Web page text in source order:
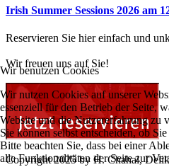
Irish Summer Sessions 2026 am
Reservieren Sie hier einfach und
Wir freuen uns auf Sie!
Copyright2025 by H. Chahal,
Wir benutzen Cookies
Wir nutzen Cookies auf unserer
essenziell für den Betrieb der Seite,
Website und die Nutzererfahrung zu
Sie können selbst entscheiden, ob
Bitte beachten Sie, dass bei einer
alle Funktionalitäten der Seite zur